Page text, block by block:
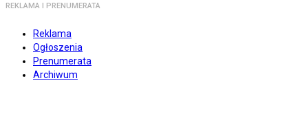
REKLAMA I PRENUMERATA
Reklama
Ogłoszenia
Prenumerata
Archiwum